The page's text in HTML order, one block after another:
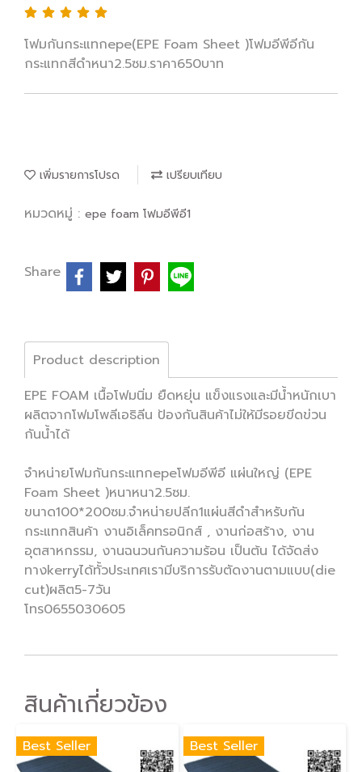
โฟมกันกระแทกepe(EPE Foam Sheet )โฟมอีพีอีกัน
กระแทกสีดำหนา2.5ซม.ราคา650บาท
เพิ่มรายการโปรด เปรียบเทียบ
หมวดหมู่ : epe foam โฟมอีพีอี1
Share
Product description
EPE FOAM เนื้อโฟมนิ่ม ยืดหยุ่น แข็งแรงและมีน้ำหนักเบา
ผลิตจากโฟมโพลีเอธิลีน ป้องกันสินค้าไม่ให้มีรอยขีดข่วน
กันน้ำได้
จำหน่ายโฟมกันกระแทกepeโฟมอีพีอี แผ่นใหญ่ (EPE
Foam Sheet )หนาหนา2.5ซม.
ขนาด100*200ซม.จำหน่ายปลีก1แผ่นสีดำสำหรับกัน
กระแทกสินค้า งานอิเล็คทรอนิกส์ , งานก่อสร้าง, งาน
อุตสาหกรรม, งานฉนวนกันความร้อน เป็นต้น ได้จัดส่ง
ทางkerryได้ทั้วประเทศเรามีบริการรับตัดงานตามแบบ(die
cut)ผลิต5-7วัน
โทร0655030605
สินค้าเกี่ยวข้อง
Best Seller Best Seller